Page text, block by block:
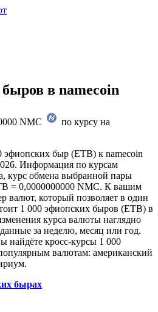
в namecoin
NMC
по курсу на
эфиопских быр (ETB) к namecoin
Информация по курсам
курс обмена выбранной пары
= 0,0000000000 NMC. К вашим
валют, который позволяет в один
1 000 эфиопских быров (ETB) в
курса валюты наглядно
за неделю, месяц или год.
найдёте кросс-курсы 1 000
валютам: американский
бырах